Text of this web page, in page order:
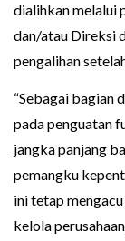
dialihkan melalui
dan/atau Direksi
pengalihan
“Sebagai bagian
pada penguatan
jangka panjang
pemangku
ini tetap
kelola